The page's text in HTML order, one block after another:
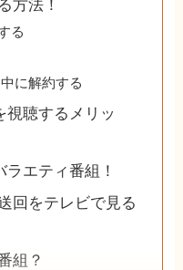
方法！
る
に解約する
視聴するメリッ
エティ番組！
回をテレビで見る
組？